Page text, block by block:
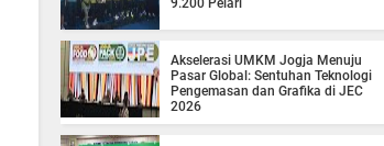
9.200 Pelari
Akselerasi UMKM Jogja Menuju
Pasar Global: Sentuhan Teknologi
Pengemasan dan Grafika di JEC
2026